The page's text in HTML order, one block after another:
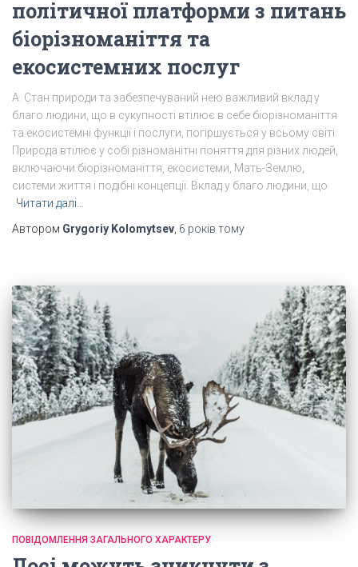
політичної платформи з питань
біорізноманіття та
екосистемних послуг
А. Стан природи та забезпечуваний нею важливий вклад у
благо людини, що в сукупності втілює в себе біорізноманіття
та екосистемні функції і послуги, погіршується у всьому світі.
Природа втілює у собі різноманітні поняття для різних людей,
включаючи біорізноманіття, екосистеми, Мать-Землю,
системи життя і подібні концепції. Вклад у благо людини, що
Читати далі…
Автором Grygoriy Kolomytsev 6 років тому
ПОВІДОМЛЕННЯ ЗАГАЛЬНОГО ХАРАКТЕРУ